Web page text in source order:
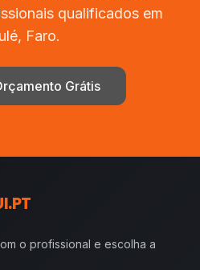
qualificados em
, Faro.
Grátis
o profissional e escolha a